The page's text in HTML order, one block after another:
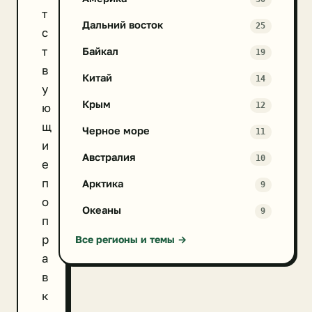
т
с
т
в
у
ю
щ
и
е
п
о
п
р
а
в
к
Дальний восток 25
Байкал 19
Китай 14
Крым 12
Черное море 11
Австралия 10
Арктика 9
Океаны 9
Все регионы и темы →